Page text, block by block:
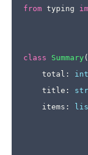
from typing
class Summary (
total :
int
title :
str
items :